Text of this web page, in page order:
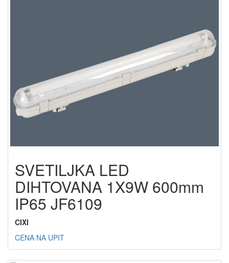
SVETILJKA LED
DIHTOVANA 1X9W 600mm
IP65 JF6109
CIXI
CENA NA UPIT